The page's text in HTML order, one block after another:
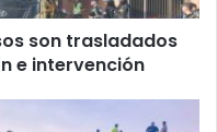
son trasladados
e intervención